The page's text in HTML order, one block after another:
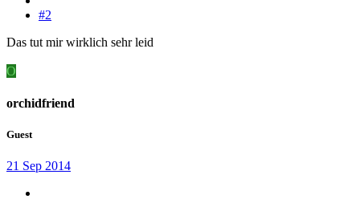
#2
Das tut mir wirklich sehr leid
O
orchidfriend
Guest
21 Sep 2014